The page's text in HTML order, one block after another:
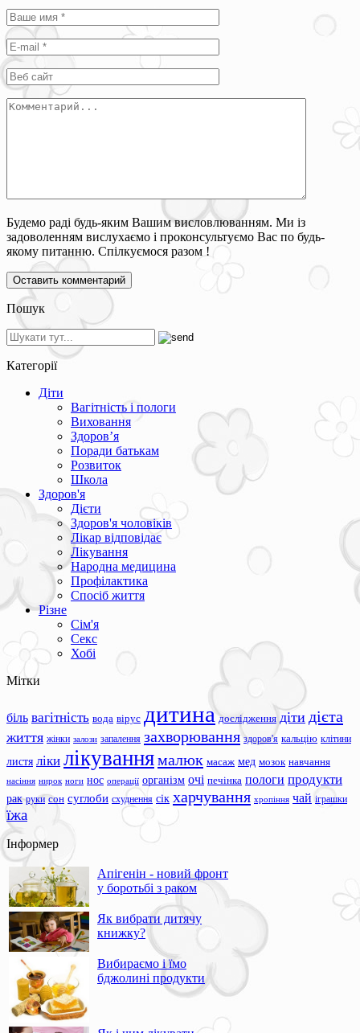
Будемо раді будь-яким Вашим висловлюванням. Ми із
задоволенням вислухаємо і проконсультуємо Вас по будь-
якому питанню. Спілкуємося разом !
Пошук
Категорії
Діти
Вагітність і пологи
Виховання
Здоров’я
Поради батькам
Розвиток
Школа
Здоров'я
Дієти
Здоров'я чоловіків
Лікар відповідає
Лікування
Народна медицина
Профілактика
Спосіб життя
Різне
Сім'я
Секс
Хобі
Мітки
біль вагітність вода вірус дитина дослідження діти дієта
життя жінки залози запалення захворювання здоров'я кальцію клітини
листя ліки лікуваннямалюк масаж мед мозок навчання
насіння нирок ноги нос операції організм очі печінка пологи продукти
рак руки сон суглоби схуднення сік харчування хропіння чай іграшки
їжа
Інформер
Апігенін - новий фронт
у боротьбі з раком
Як вибрати дитячу
книжку?
Вибираємо і їмо
бджолині продукти